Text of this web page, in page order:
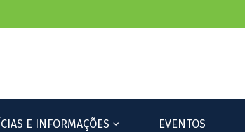
E INFORMAÇÕES EVENTOS